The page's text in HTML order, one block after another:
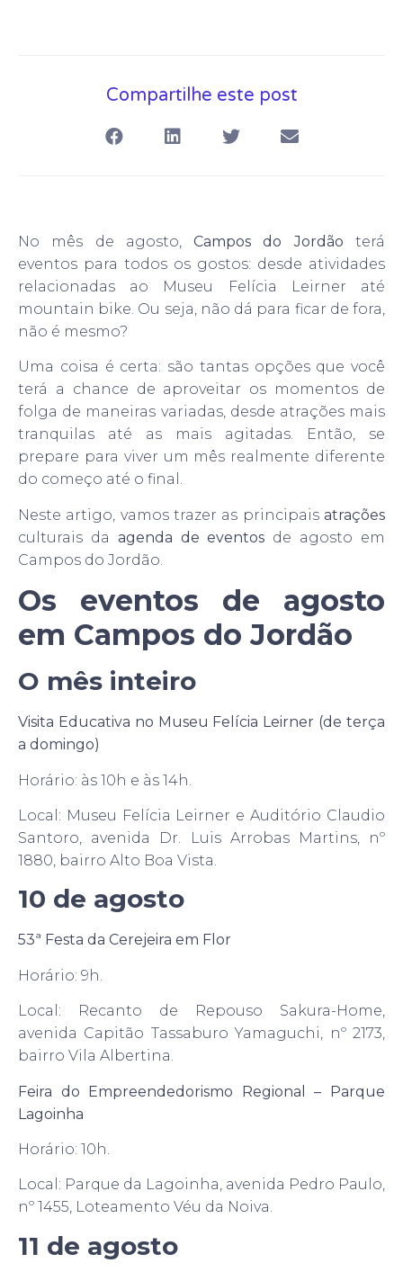
Compartilhe este post
No mês de agosto,Campos do Jordão terá
eventos para todos os gostos: desde atividades
relacionadas ao Museu Felícia Leirner até
mountain bike. Ou seja, não dá para ficar de fora,
não é mesmo?
Uma coisa é certa: são tantas opções que você
terá a chance de aproveitar os momentos de
folga de maneiras variadas, desde atrações mais
tranquilas até as mais agitadas. Então, se
prepare para viver um mês realmente diferente
do começo até o final.
Neste artigo, vamos trazer as principais atrações
culturais da agenda de eventos de agosto em
Campos do Jordão.
Os eventos de agosto
em Campos do Jordão
O mês inteiro
Visita Educativa no Museu Felícia Leirner (de terça
a domingo)
Horário: às 10h e às 14h.
Local: Museu Felícia Leirner e Auditório Claudio
Santoro, avenida Dr. Luis Arrobas Martins, nº
1880, bairro Alto Boa Vista.
10 de agosto
53ª Festa da Cerejeira em Flor
Horário: 9h.
Local: Recanto de Repouso Sakura-Home,
avenida Capitão Tassaburo Yamaguchi, nº 2173,
bairro Vila Albertina.
Feira do Empreendedorismo Regional – Parque
Lagoinha
Horário: 10h.
Local: Parque da Lagoinha, avenida Pedro Paulo,
nº 1455, Loteamento Véu da Noiva.
11 de agosto